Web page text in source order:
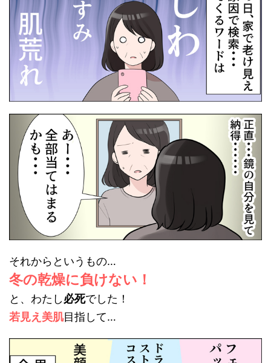
それからというもの…
冬の乾燥に負けない！
と、 わたし必死でした！
若見え美肌目指して…